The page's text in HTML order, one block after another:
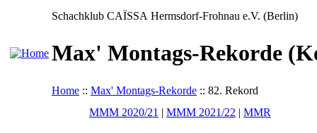
Schachklub CAÏSSA Hermsdorf-Frohnau e.V. (Berlin)
Max' Montags-Rekorde
Home :: Max' Montags-Rekorde :: 82. Rekord
MMM 2020/21 | MMM 2021/22 | MMR